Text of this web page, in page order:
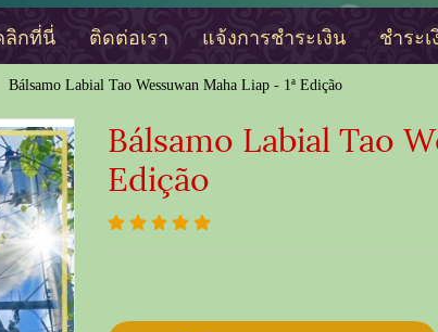
ลิกที่นี่ ติดต่อเรา แจ้งการชำระเงิน ชำระ
Bálsamo Labial Tao Wessuwan Maha Liap - 1ª Edição
Bálsamo Labial Tao
Edição